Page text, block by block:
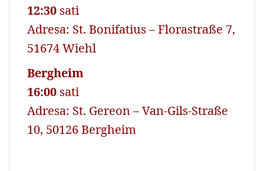
12:30 sati
Adresa: St. Bonifatius – Florastraße 7,
51674 Wiehl
Bergheim
16:00 sati
Adresa: St. Gereon – Van-Gils-Straße
10, 50126 Bergheim